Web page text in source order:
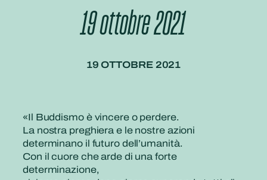
19 ottobre 2021
19 OTTOBRE 2021
«Il Buddismo è vincere o perdere.
La nostra preghiera e le nostre azioni
determinano il futuro dell’umanità.
Con il cuore che arde di una forte
determinazione,